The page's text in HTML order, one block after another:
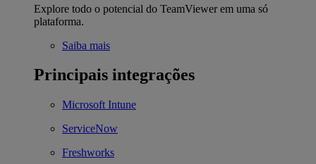
Explore todo o potencial do TeamViewer em uma só
plataforma.
Saiba mais
Principais integrações
Microsoft Intune
ServiceNow
Freshworks